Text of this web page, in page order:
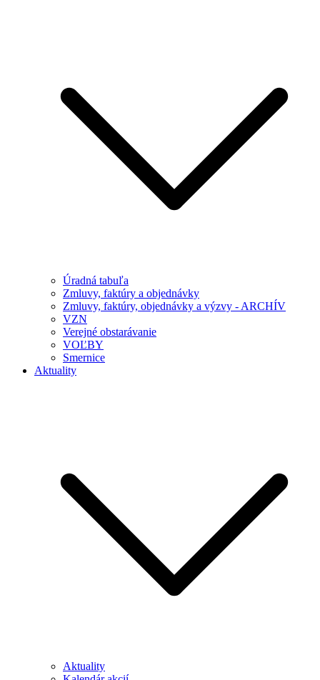
Úradná tabuľa
Zmluvy, faktúry a objednávky
Zmluvy, faktúry, objednávky a výzvy - ARCHÍV
VZN
Verejné obstarávanie
VOĽBY
Smernice
Aktuality
Aktuality